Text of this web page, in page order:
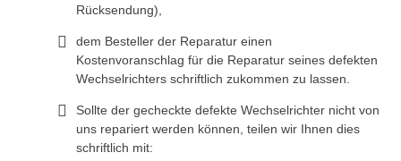
Rücksendung),
dem Besteller der Reparatur einen
Kostenvoranschlag für die Reparatur seines defekten
Wechselrichters schriftlich zukommen zu lassen.
Sollte der gecheckte defekte Wechselrichter nicht von
uns repariert werden können, teilen wir Ihnen dies
schriftlich mit: